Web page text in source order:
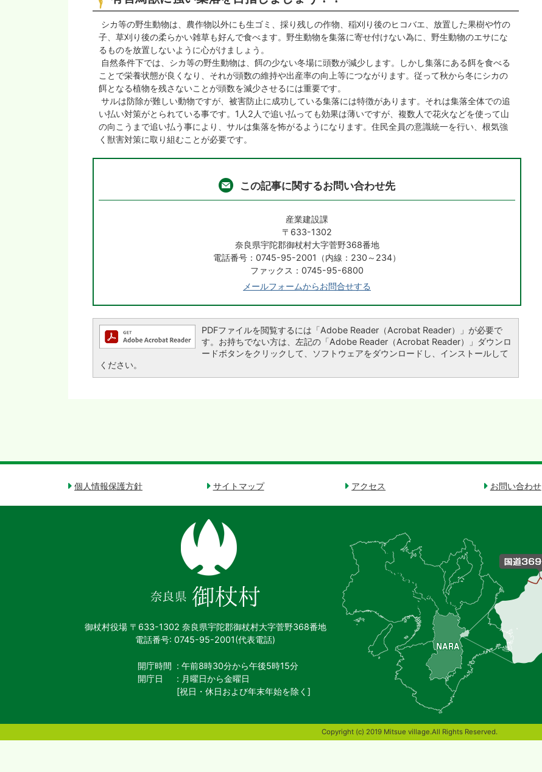
シカ等の野生動物は、農作物以外にも生ゴミ、採り残しの作物、稲刈り後のヒコバエ、放置した果樹や竹の
子、草刈り後の柔らかい雑草も好んで食べます。野生動物を集落に寄せ付けない為に、野生動物のエサにな
るものを放置しないように心がけましょう。
自然条件下では、シカ等の野生動物は、餌の少ない冬場に頭数が減少します。しかし集落にある餌を食べる
ことで栄養状態が良くなり、それが頭数の維持や出産率の向上等につながります。従って秋から冬にシカの
餌となる植物を残さないことが頭数を減少させるには重要です。
サルは防除が難しい動物ですが、被害防止に成功している集落には特徴があります。それは集落全体での追
い払い対策がとられている事です。1人2人で追い払っても効果は薄いですが、複数人で花火などを使って山
の向こうまで追い払う事により、サルは集落を怖がるようになります。住民全員の意識統一を行い、根気強
く獣害対策に取り組むことが必要です。
この記事に関するお問い合わせ先
産業建設課
〒633-1302
奈良県宇陀郡御杖村大字菅野368番地
電話番号：0745-95-2001（内線：230～234）
ファックス：0745-95-6800
メールフォームからお問合せする
PDFファイルを閲覧するには「Adobe Reader（Acrobat Reader）」が必要で
す。お持ちでない方は、左記の「Adobe Reader（Acrobat Reader）」ダウンロ
ードボタンをクリックして、ソフトウェアをダウンロードし、インストールして
ください。
個人情報保護方針 サイトマップ アクセス お問い合わせ
村
御杖村役場 〒633-1302 奈良県宇陀郡御杖村大字菅野368番地
電話番号: 0745-95-2001(代表電話)
開庁時間 : 午前8時30分から午後5時15分
開庁日
: 月曜日から金曜日
[祝日・休日および年末年始を除く]
村
置
を
記
し
に
Copyright (c) 2019 Mitsue village.All Rights Reserved.